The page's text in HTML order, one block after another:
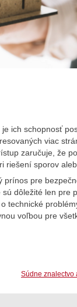
ich schopnosť
viac
zaručuje, že
riešení sporov
pre
dôležité len pre
technické
voľbou pre
Súdne znalectvo